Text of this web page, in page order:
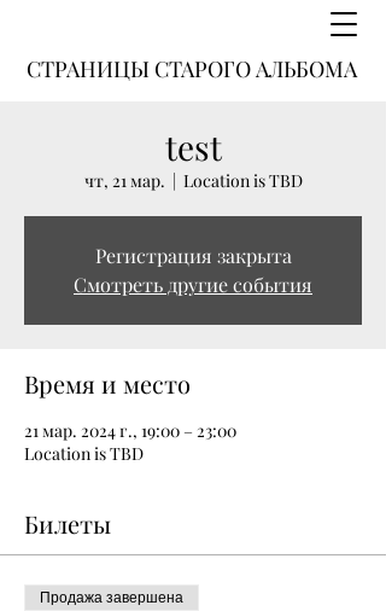
СТРАНИЦЫ СТАРОГО АЛЬБОМА
test
чт, 21 мар.
  |
Location is TBD
Регистрация закрыта
Смотреть другие события
Время и место
21 мар. 2024 г., 19:00 – 23:00
Location is TBD
Билеты
Продажа завершена